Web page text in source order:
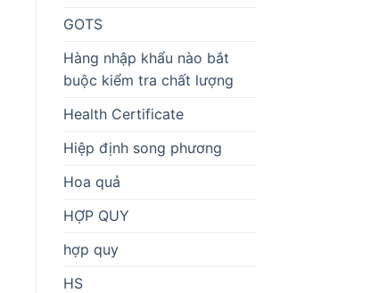
GOTS
Hàng nhập khẩu nào bắt
buộc kiểm tra chất lượng
Health Certificate
Hiệp định song phương
Hoa quả
HỢP QUY
hợp quy
HS